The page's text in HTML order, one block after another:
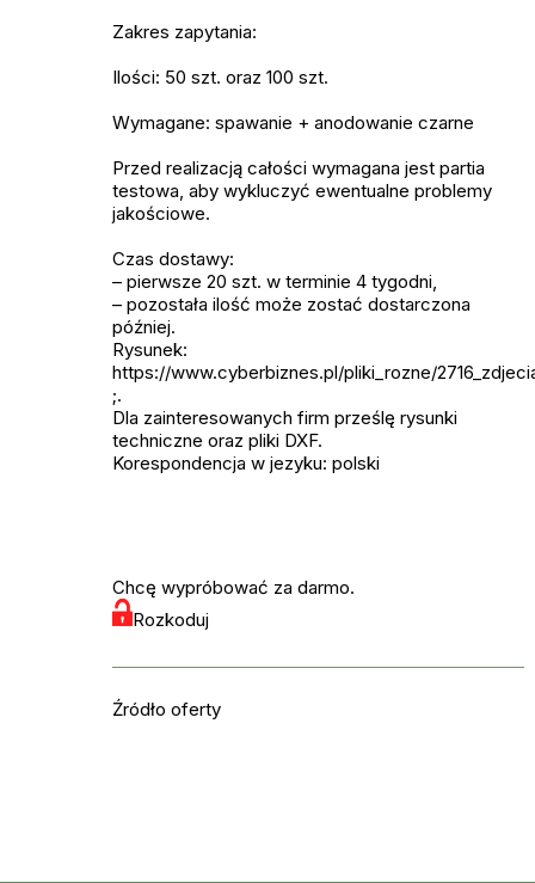
Zakres zapytania:
Ilości: 50 szt. oraz 100 szt.
Wymagane: spawanie + anodowanie czarne
Przed realizacją całości wymagana jest partia
testowa, aby wykluczyć ewentualne problemy
jakościowe.
Czas dostawy:
– pierwsze 20 szt. w terminie 4 tygodni,
– pozostała ilość może zostać dostarczona
później.
Rysunek:
https://www.cyberbiznes.pl/pliki_rozne/
;.
Dla zainteresowanych firm prześlę rysunki
techniczne oraz pliki DXF.
Korespondencja w jezyku: polski
Chcę wypróbować za darmo.
Rozkoduj
Źródło oferty